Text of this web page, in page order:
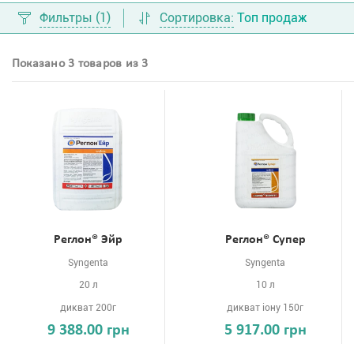
Фильтры (1) Сортировка: Топ продаж
Показано 3 товаров из 3
Реглон® Эйр
Syngenta
20 л
дикват 200г
9 388.00 грн
Реглон® Супер
Syngenta
10 л
дикват іону 150г
5 917.00 грн